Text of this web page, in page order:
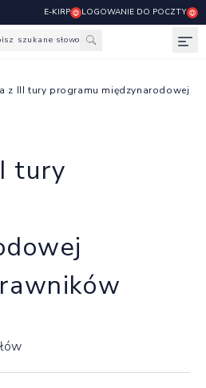
E-KIRP LOGOWANIE DO POCZTY
szukane słowo
z III tury programu międzynarodowej
tury